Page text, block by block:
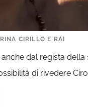
CIRILLO E RAI
dal regista
di rivedere